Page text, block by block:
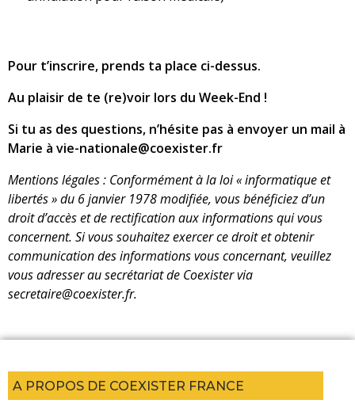
Pour t’inscrire, prends ta place ci-dessus.
Au plaisir de te (re)voir lors du Week-End !
Si tu as des questions, n’hésite pas à envoyer un mail à
Marie à vie-nationale@coexister.fr
Mentions légales : Conformément à la loi « informatique et
libertés » du 6 janvier 1978 modifiée, vous bénéficiez d’un
droit d’accès et de rectification aux informations qui vous
concernent. Si vous souhaitez exercer ce droit et obtenir
communication des informations vous concernant, veuillez
vous adresser au secrétariat de Coexister via
secretaire@coexister.fr.
A PROPOS DE COEXISTER FRANCE